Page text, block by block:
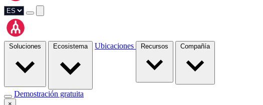
Ecosistema Ubicaciones Compañía
Demostración gratuita